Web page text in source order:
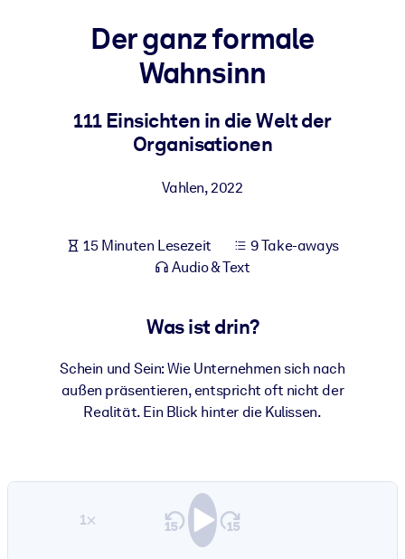
Bauen Sie eine gesunde und resiliente Belegschaft auf.
Für LMS/LXP
Integrieren Sie kompaktes, verifiziertes Wissen in Ihr LMS/LXP für
Bereichern Sie Ihre Unternehmensbibliothek mit
vertrauenswürdigem, praxisnahem Business-Wissen.
Nutzen Sie verlässliches, strukturiertes Wissen, um die Ergebnisse
Der ganz formale
Wahnsinn
111 Einsichten in die Welt der
Organisationen
Vahlen,2022
15 Minuten Lesezeit
9 Take-aways
Audio & Text
Was ist drin?
Schein und Sein: Wie Unternehmen sich nach
außen präsentieren, entspricht oft nicht der
Realität. Ein Blick hinter die Kulissen.
1×